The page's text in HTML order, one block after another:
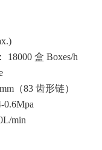
18000 盒 Boxes/h
（83 齿形链）
0.6Mpa
min